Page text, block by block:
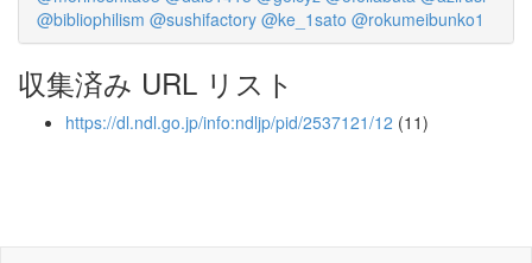
@bibliophilism @sushifactory @ke_1sato @rokumeibunko1
収集済み URL リスト
https://dl.ndl.go.jp/info:ndljp/pid/2537121/12 (11)